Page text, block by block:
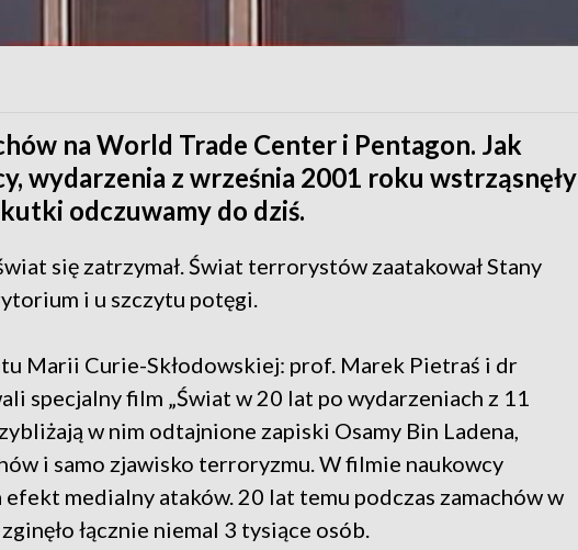
na World Trade Center i Pentagon. Jak
wydarzenia z września 2001 roku wstrząsnęły
odczuwamy do dziś.
się zatrzymał. Świat terrorystów zaatakował Stany
i u szczytu potęgi.
Marii Curie-Skłodowskiej: prof. Marek Pietraś i dr
specjalny film „Świat w 20 lat po wydarzeniach z 11
w nim odtajnione zapiski Osamy Bin Ladena,
i samo zjawisko terroryzmu. W filmie naukowcy
efekt medialny ataków. 20 lat temu podczas zamachów w
łącznie niemal 3 tysiące osób.